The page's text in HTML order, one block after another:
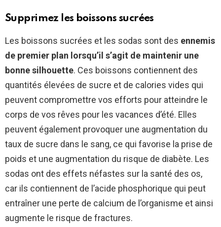
Supprimez les boissons sucrées
Les boissons sucrées et les sodas sont des ennemis
de premier plan lorsqu’il s’agit de maintenir une
bonne silhouette. Ces boissons contiennent des
quantités élevées de sucre et de calories vides qui
peuvent compromettre vos efforts pour atteindre le
corps de vos rêves pour les vacances d’été. Elles
peuvent également provoquer une augmentation du
taux de sucre dans le sang, ce qui favorise la prise de
poids et une augmentation du risque de diabète. Les
sodas ont des effets néfastes sur la santé des os,
car ils contiennent de l’acide phosphorique qui peut
entraîner une perte de calcium de l’organisme et ainsi
augmente le risque de fractures.